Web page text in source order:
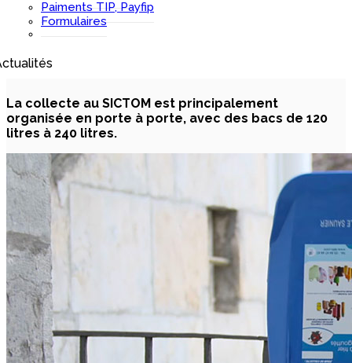
Paiments TIP, Payfip
Formulaires
La collecte au SICTOM est principalement
organisée en porte à porte, avec des bacs de 120
litres à 240 litres.